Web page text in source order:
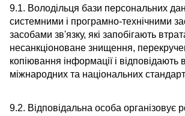
9.1. Володільця бази персональних
системними і програмно-технічними
засобами зв'язку, які запобігають
несанкціоноване знищення,
копіювання інформації і відповідають
міжнародних та національних
9.2. Відповідальна особа організовує